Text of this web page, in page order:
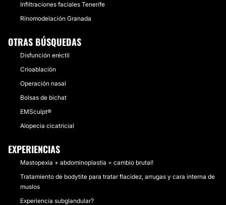
Infiltraciones faciales Tenerife
Rinomodelación Granada
OTRAS BÚSQUEDAS
Disfunción eréctil
Crioablación
Operación nasal
Bolsas de bichat
EMSculpt®
Alopecia cicatricial
EXPERIENCIAS
Mastopexia + abdominoplastia = cambio brutal!
Tratamiento de bodytite para tratar flacidez, arrugas y cara interna de
muslos
Experiencia subglandular?